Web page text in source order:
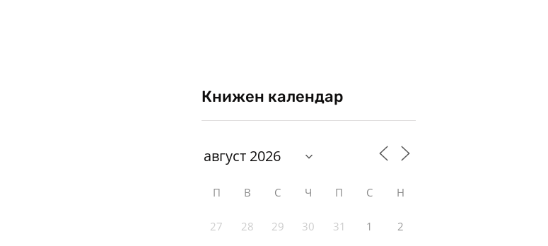
Книжен календар
П В С Ч П С Н
27 28 29 30 31 1 2